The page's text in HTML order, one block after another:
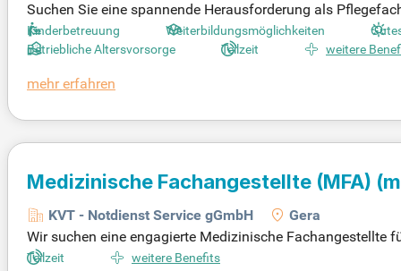
Suchen Sie eine spannende Herausforderung als
in modernes Arbeitsumfeld mit 30 Urlaubstagen,
erdisziplinären Team und profitieren von vielfältigen Fort-
h jetzt und gestalten Sie die rehabilitative Pflege aktiv mit!
Kinderbetreuung Weiterbildungsmöglichkeiten
Betriebliche Altersvorsorge
Teilzeit weitere
mehr erfahren
Medizinische Fachangestellte (MFA)
KVT - Notdienst Service gGmbH
Gera
Wir suchen eine engagierte Medizinische Fachangestellte
eine fertige Praxismanagerin sein, sondern sollten
Teilzeit weitere Benefits